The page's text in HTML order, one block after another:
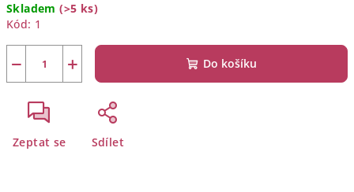
Skladem(>5 ks)
Kód: 1
+
− Do košíku
Zeptat se Sdílet